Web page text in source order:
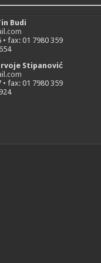
Budi
• fax: 01 7980 359
Stipanović
• fax: 01 7980 359